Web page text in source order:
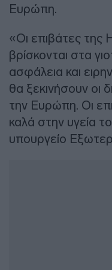
Ευρώπη.
«Οι επιβάτες
βρίσκονται στα
ασφάλεια και
θα ξεκινήσουν οι
την Ευρώπη. Οι
καλά στην υγεία
υπουργείο